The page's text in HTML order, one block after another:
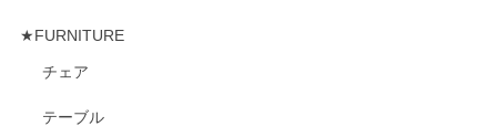
★FURNITURE
チェア
テーブル